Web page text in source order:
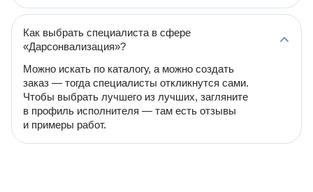
Как выбрать специалиста в сфере
«Дарсонвализация»?
Можно искать по каталогу, а можно создать
заказ — тогда специалисты откликнутся сами.
Чтобы выбрать лучшего из лучших, загляните
в профиль исполнителя — там есть отзывы
и примеры работ.